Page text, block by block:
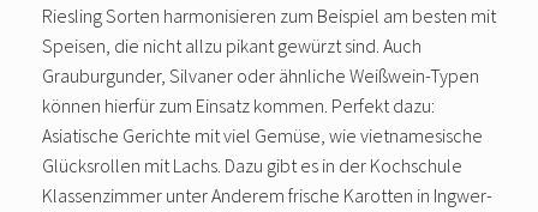
Riesling Sorten harmonisieren zum Beispiel am besten mit
Speisen, die nicht allzu pikant gewürzt sind. Auch
Grauburgunder, Silvaner oder ähnliche Weißwein-Typen
können hierfür zum Einsatz kommen. Perfekt dazu:
Asiatische Gerichte mit viel Gemüse, wie vietnamesische
Glücksrollen mit Lachs. Dazu gibt es in der Kochschule
Klassenzimmer unter Anderem frische Karotten in Ingwer-